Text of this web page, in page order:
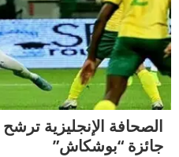
الصحافة الإنجليزية
جائزة “بوشكاش”